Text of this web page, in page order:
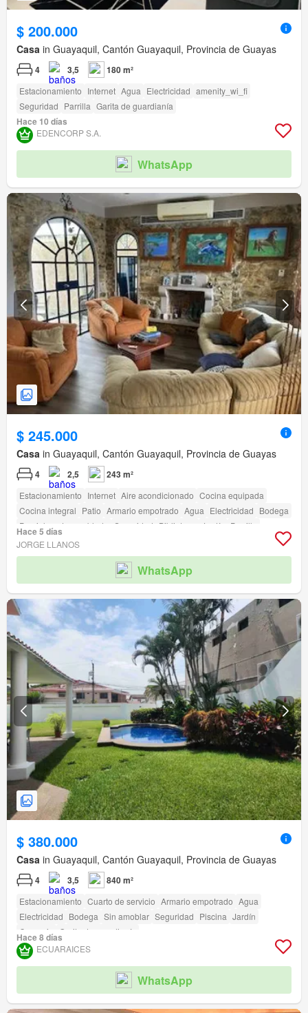
$ 200.000
Casa in Guayaquil, Cantón Guayaquil, Provincia de Guayas
4 3,5 180 m²
Estacionamiento Internet Agua Electricidad amenity_wi_fi
Seguridad Parrilla Garita de guardianía
Hace 10 días
EDENCORP S.A.
WhatsApp
$ 245.000
Casa in Guayaquil, Cantón Guayaquil, Provincia de Guayas
4 2,5 243 m²
Estacionamiento Internet Aire acondicionado Cocina equipada
Cocina integral Patio Armario empotrado Agua Electricidad Bodega
Parcialmente amoblado
Seguridad Biblioteca Jardín
Parrilla
Garita de guardianía
Hace 5 días
JORGE LLANOS
WhatsApp
$ 380.000
Casa in Guayaquil, Cantón Guayaquil, Provincia de Guayas
4 3,5 840 m²
Estacionamiento Cuarto de servicio Armario empotrado Agua
Electricidad Bodega Sin amoblar Seguridad Piscina Jardín
Conserje
Garita de guardianía
Hace 8 días
ECUARAICES
WhatsApp